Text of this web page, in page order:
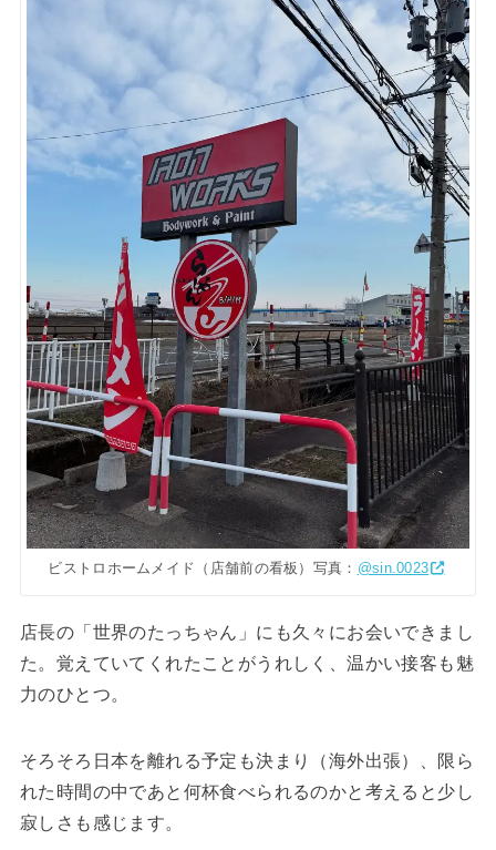
ビストロホームメイド（店舗前の看板）写真： @sin.0023
店長の「世界のたっちゃん」にも久々にお会いできまし
た。覚えていてくれたことがうれしく、温かい接客も魅
力のひとつ。
そろそろ日本を離れる予定も決まり（海外出張）、限ら
れた時間の中であと何杯食べられるのかと考えると少し
寂しさも感じます。